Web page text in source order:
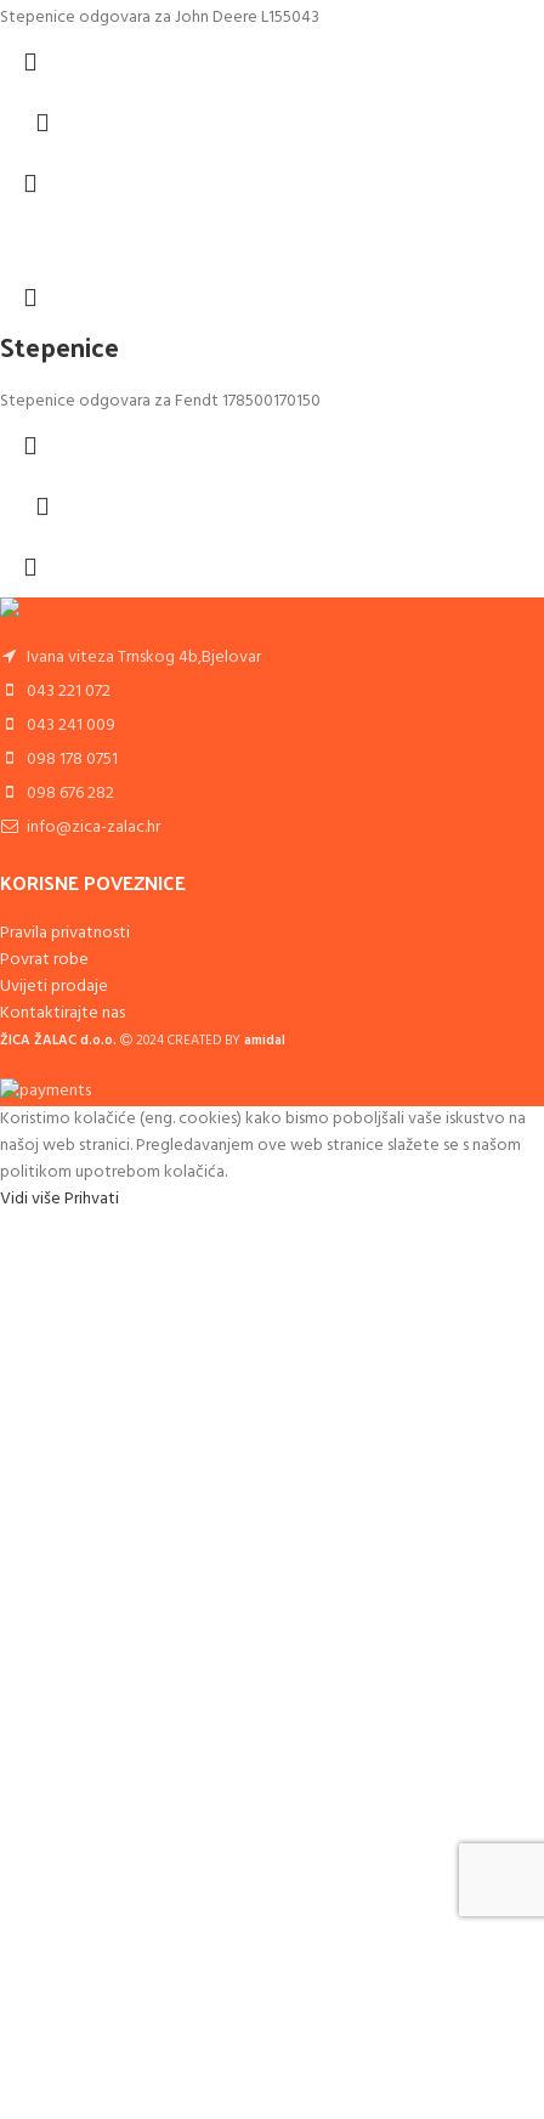
Stepenice odgovara za John Deere L155043
Stepenice
Stepenice odgovara za Fendt 178500170150
Ivana viteza Trnskog 4b,Bjelovar
043 221 072
043 241 009
098 178 0751
098 676 282
info@zica-zalac.hr
KORISNE POVEZNICE
Pravila privatnosti
Povrat robe
Uvijeti prodaje
Kontaktirajte nas
ŽICA ŽALAC d.o.o. 2024 CREATED BYamidal
Koristimo kolačiće (eng. cookies) kako bismo poboljšali vaše iskustvo na
našoj web stranici. Pregledavanjem ove web stranice slažete se s našom
politikom upotrebom kolačića.
Vidi višePrihvati